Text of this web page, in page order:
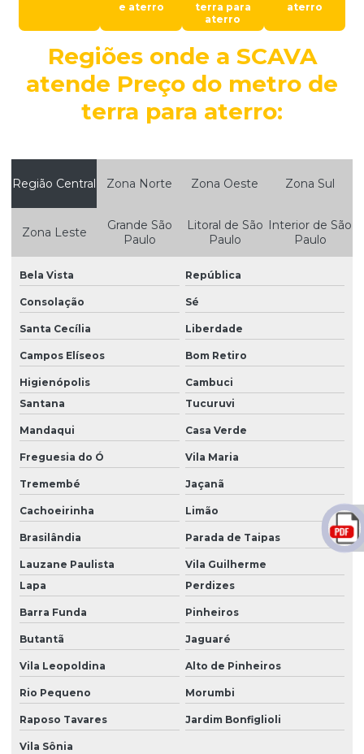
Demolições empresas
Desmonte de rochas
Destoca de árvore
Destoca de eucalipto
Empresa de compactação
Empresa de construção civil e terraplanagem
Empresa de demolição
Empresa de demolição em são paulo
Empresa de demolição em sp
Empresa de escavação
Empresa de nivelamento
Empresa que faz terraplanagem
Empresa de terraplanagem
Empresa de terraplanagem são paulo
Empresa de terraplenagem em são paulo
Empresa de transporte de terra
Empresa de transporte de terra e entulho
Empresas de pavimentação e terraplenagem
Empresas de perfuração e desmonte de rochas
Empresas de terraplanagem e pavimentação
Equipamentos de terraplenagem
e aterro
terra para
aterro
aterro
Regiões onde a SCAVA
atende Preço do metro de
terra para aterro:
Região Central Zona Norte Zona Oeste Zona Sul
Zona Leste
Grande São
Paulo
Litoral de São
Paulo
Interior de São
Paulo
Bela Vista República
Consolação Sé
Santa Cecília Liberdade
Campos Elíseos Bom Retiro
Higienópolis
Cambuci
Santana
Tucuruvi
Mandaqui Casa Verde
Freguesia do Ó Vila Maria
Tremembé Jaçanã
Cachoeirinha Limão
Brasilândia Parada de Taipas
Lauzane Paulista
Vila Guilherme
Lapa
Perdizes
Barra Funda Pinheiros
Butantã Jaguaré
Vila Leopoldina Alto de Pinheiros
Rio Pequeno Morumbi
Raposo Tavares Jardim Bonfiglioli
Vila Sônia